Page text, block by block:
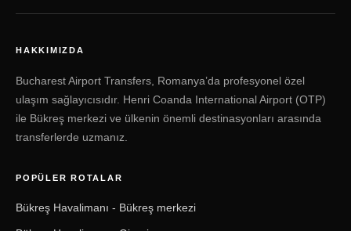
HAKKIMIZDA
Bucharest Airport Transfers, Romanya’da profesyonel özel
ulaşım sağlayıcısıdır. Henri Coanda International Airport (OTP)
ile Bükreş merkezi ve ülkenin önemli destinasyonları arasında
transferlerde uzmanız.
POPÜLER ROTALAR
Bükreş Havalimanı - Bükreş merkezi